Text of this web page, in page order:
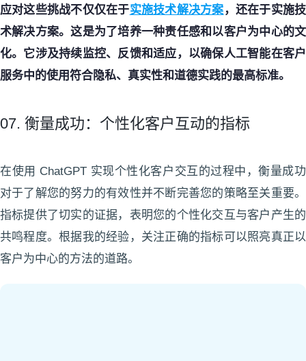
应对这些挑战不仅仅在于实施技术解决方案 ，还在于实施技
术解决方案。这是为了培养一种责任感和以客户为中心的文
化。它涉及持续监控、反馈和适应，以确保人工智能在客户
服务中的使用符合隐私、真实性和道德实践的最高标准。
07. 衡量成功：个性化客户互动的指标
在使用 ChatGPT 实现个性化客户交互的过程中，衡量成功
对于了解您的努力的有效性并不断完善您的策略至关重要。
指标提供了切实的证据，表明您的个性化交互与客户产生的
共鸣程度。根据我的经验，关注正确的指标可以照亮真正以
客户为中心的方法的道路。